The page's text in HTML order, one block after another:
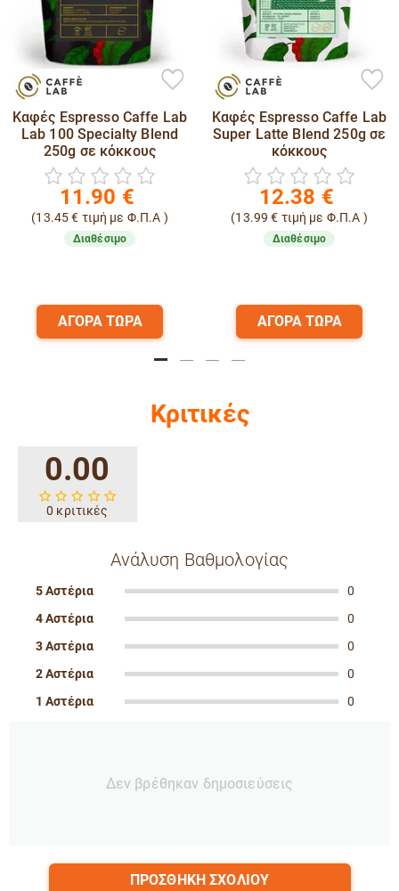
Espresso Caffe Lab
Specialty Blend
σε κόκκους
11.90 €
τιμή με Φ.Π.Α )
Διαθέσιμο
ΑΓΟΡΑ ΤΩΡΑ
Καφές Espresso Caffe Lab
Super Latte Blend 250g σε
κόκκους
12.38 €
τιμή με Φ.Π.Α )
Διαθέσιμο
ΑΓΟΡΑ ΤΩΡΑ
Κριτικές
0.00
0 κριτικές
Ανάλυση Βαθμολογίας
5 Αστέρια
0
4 Αστέρια
0
3 Αστέρια
0
2 Αστέρια
0
1 Αστέρια
0
Δεν βρέθηκαν δημοσιεύσεις
ΠΡΟΣΘΉΚΗ ΣΧΟΛΊΟΥ